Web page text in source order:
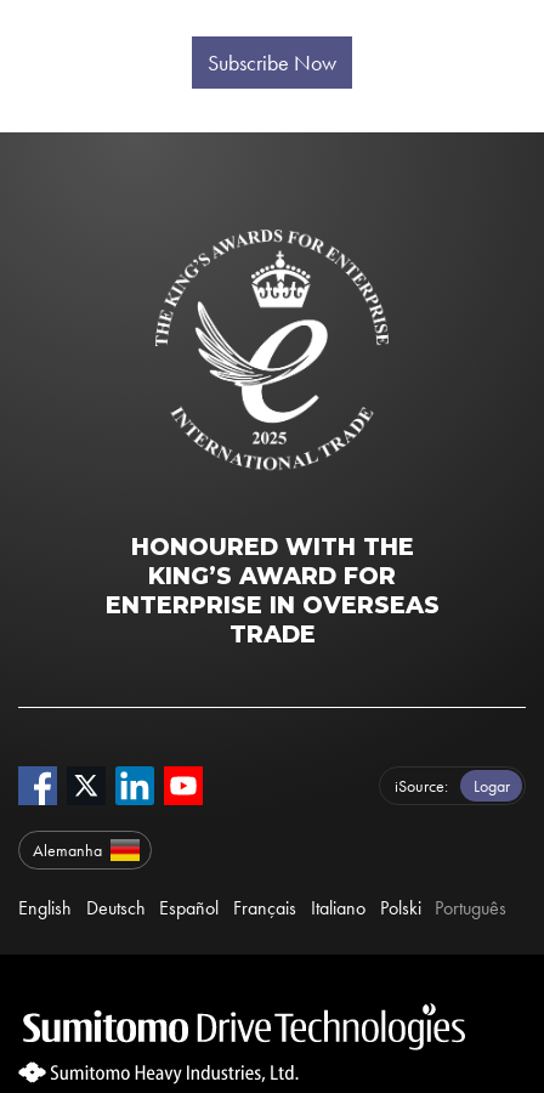
Subscribe Now
HONOURED WITH THE
KING’S AWARD FOR
ENTERPRISE IN OVERSEAS
TRADE
iSource Logar
Alemanha
English Deutsch Español Français Italiano Polski Português